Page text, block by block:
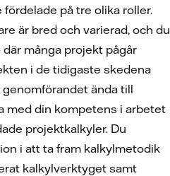
på tre olika roller.
är bred och varierad, och du
många projekt pågår
i de tidigaste skedena
ända till
med din kompetens i arbetet
projektkalkyler. Du
i att ta fram kalkylmetodik
kalkylverktyget samt